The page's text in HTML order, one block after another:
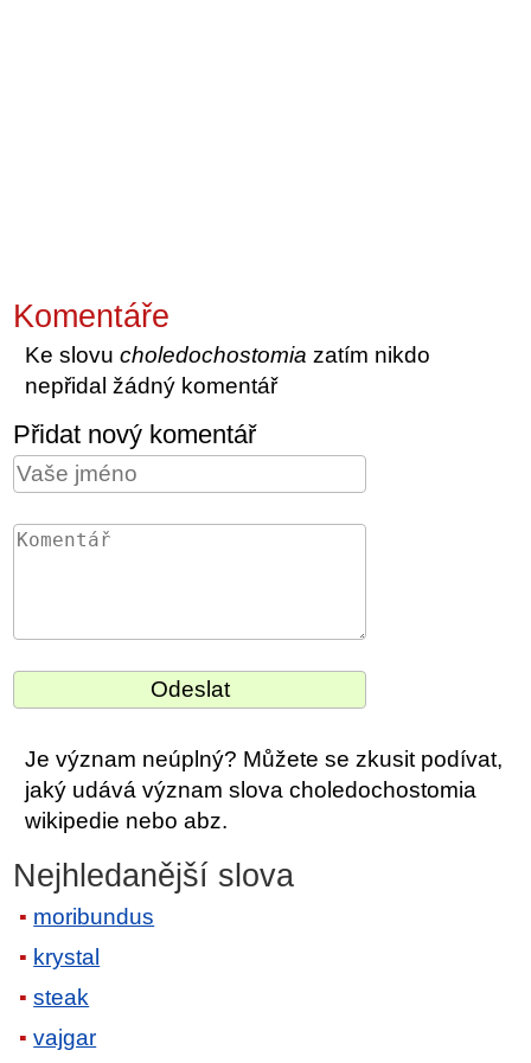
Komentáře
Ke slovucholedochostomia zatím nikdo
nepřidal žádný komentář
Přidat nový komentář
Je význam neúplný? Můžete se zkusit podívat,
jaký udává význam slova choledochostomia
wikipedie nebo abz.
Nejhledanější slova
moribundus
krystal
steak
vajgar